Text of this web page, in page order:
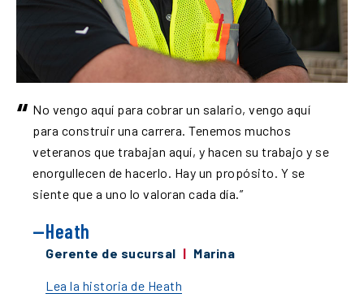
“ No vengo aquí para cobrar un salario, vengo aquí
para construir una carrera. Tenemos muchos
veteranos que trabajan aquí, y hacen su trabajo y se
enorgullecen de hacerlo. Hay un propósito. Y se
siente que a uno lo valoran cada día. ”
Heath
Gerente de sucursal | Marina
Lea la historia de Heath